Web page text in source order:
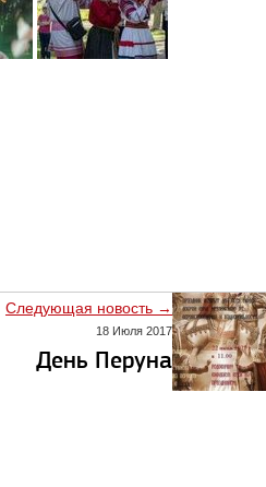
Следующая новость →
18 Июля 2017
День Перуна